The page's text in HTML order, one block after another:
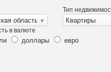
область
Тип
Квартиры
в валюте
доллары
евро